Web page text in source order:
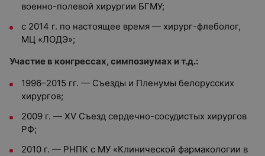
военно-полевой хирургии БГМУ;
с 2014 г. по настоящее время — хирург-флеболог,
МЦ «ЛОДЭ»;
Участие в конгрессах, симпозиумах и т.д.:
1996–2015 гг. — Съезды и Пленумы белорусских
хирургов;
2009 г. — XV Съезд сердечно-сосудистых хирургов
РФ;
2010 г. — РНПК с МУ «Клинической фармакологии в